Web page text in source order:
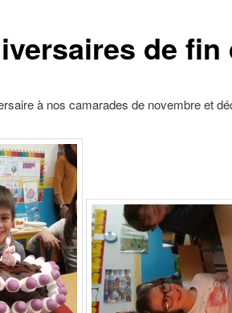
de fin
à nos camarades de novembre et